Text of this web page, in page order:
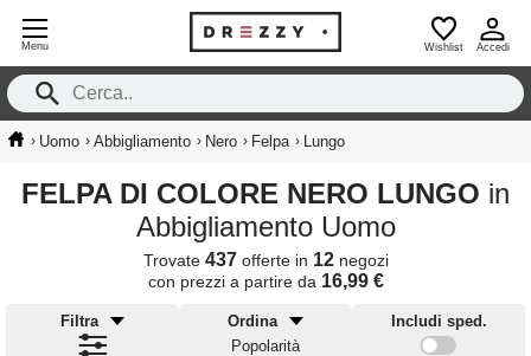
Menu Wishlist Accedi
› Uomo › Abbigliamento › Nero › Felpa › Lungo
FELPA DI COLORE NERO LUNGO in
Abbigliamento Uomo
Trovate 437offerte in 12negozi
con prezzi a partire da 16,99 €
Filtra
Ordina
Popolarità
Includi sped.